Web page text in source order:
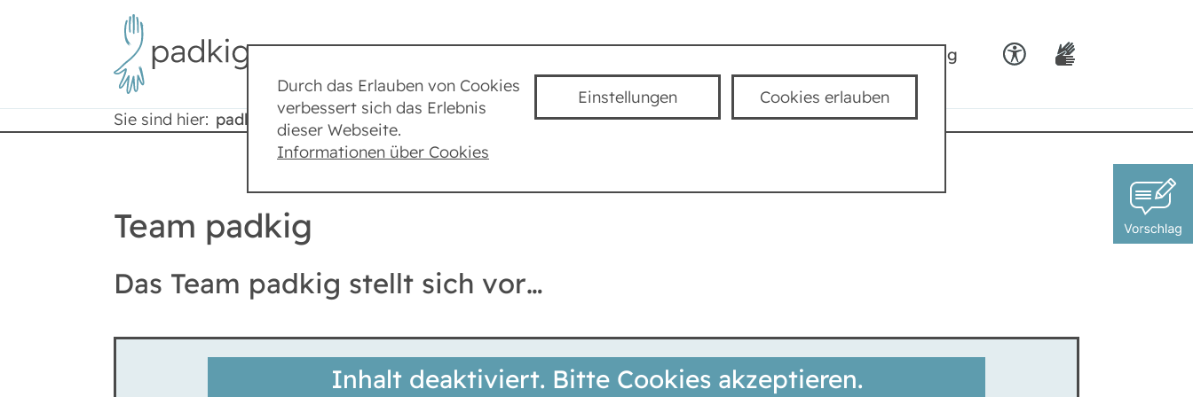
Durch das Erlauben von Cookies
verbessert sich das Erlebnis
dieser Webseite.
Einstellungen
Informationen über Cookies
Cookies erlauben
Team padkig
Sie sind hier: padkig Team padkig
Team padkig
Das Team padkig stellt sich vor…
Inhalt deaktiviert. Bitte Cookies akzeptieren.